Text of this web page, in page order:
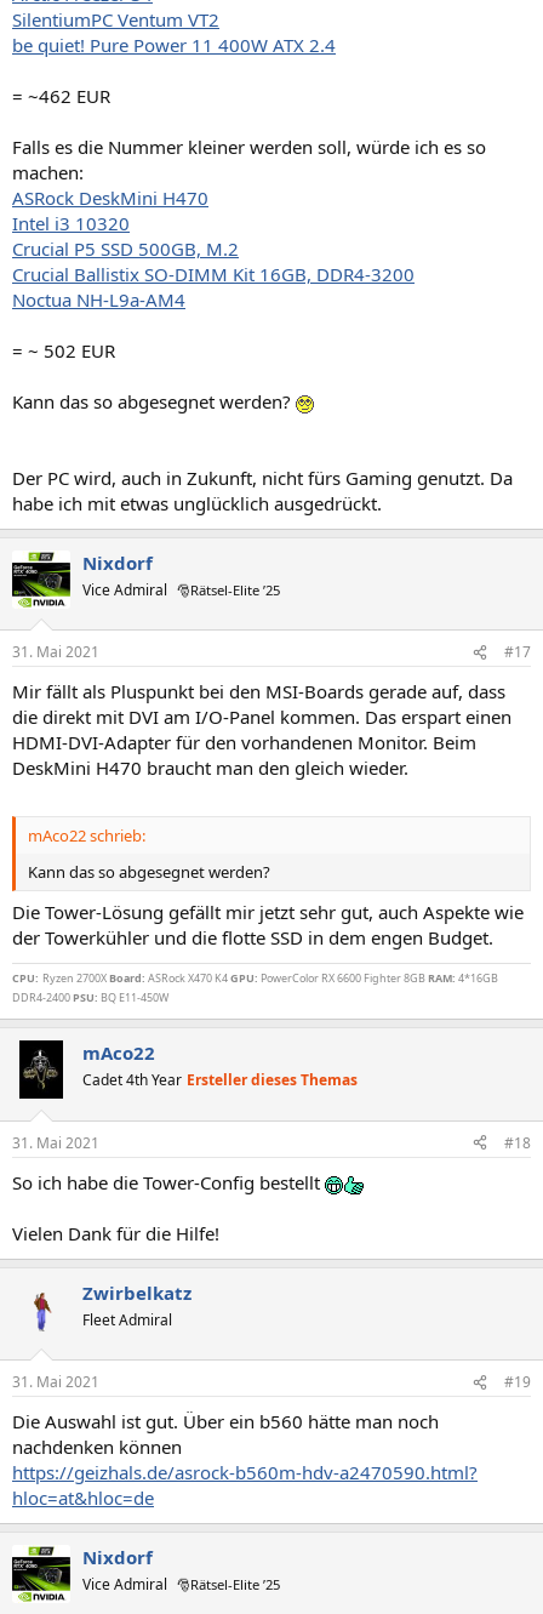
SilentiumPC Ventum VT2
be quiet! Pure Power 11 400W ATX 2.4
= ~462 EUR
Falls es die Nummer kleiner werden soll, würde ich es so
machen:
ASRock DeskMini H470
Intel i3 10320
Crucial P5 SSD 500GB, M.2
Crucial Ballistix SO-DIMM Kit 16GB, DDR4-3200
Noctua NH-L9a-AM4
= ~ 502 EUR
Kann das so abgesegnet werden?
Der PC wird, auch in Zukunft, nicht fürs Gaming genutzt. Da
habe ich mit etwas unglücklich ausgedrückt.
Nixdorf
Vice Admiral 🎅Rätsel-Elite ’25
31. Mai 2021 #17
Mir fällt als Pluspunkt bei den MSI-Boards gerade auf, dass
die direkt mit DVI am I/O-Panel kommen. Das erspart einen
HDMI-DVI-Adapter für den vorhandenen Monitor. Beim
DeskMini H470 braucht man den gleich wieder.
mAco22 schrieb:
Kann das so abgesegnet werden?
Die Tower-Lösung gefällt mir jetzt sehr gut, auch Aspekte wie
der Towerkühler und die flotte SSD in dem engen Budget.
CPU: Ryzen 2700X Board: ASRock X470 K4GPU: PowerColor RX 6600 Fighter 8GB RAM: 4*16GB
DDR4-2400 PSU: BQ E11-450W
mAco22
Cadet 4th Year Ersteller dieses Themas
31. Mai 2021 #18
So ich habe die Tower-Config bestellt
Vielen Dank für die Hilfe!
Zwirbelkatz
Fleet Admiral
31. Mai 2021 #19
Die Auswahl ist gut. Über ein b560 hätte man noch
nachdenken können
https://geizhals.de/asrock-b560m-hdv-a2470590.html?
hloc=at&hloc=de
Nixdorf
Vice Admiral 🎅Rätsel-Elite ’25